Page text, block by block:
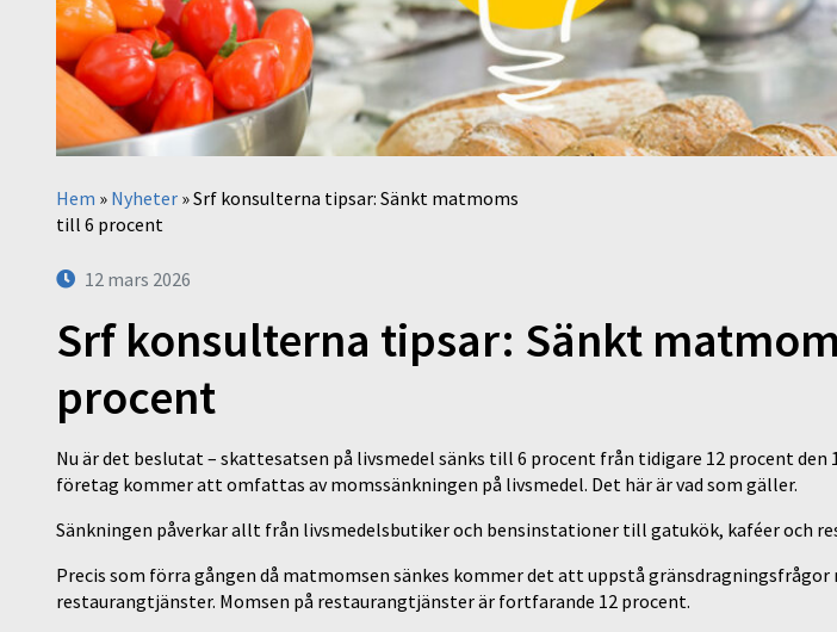
Hem » Nyheter »Srf konsulterna tipsar: Sänkt matmoms
till 6 procent
12 mars 2026
Srf konsulterna tipsar: Sänkt
procent
Nu är det beslutat – skattesatsen på livsmedel sänks till 6 procent från tidigare 12 procent den
företag kommer att omfattas av momssänkningen på livsmedel. Det här är vad som gäller.
Sänkningen påverkar allt från livsmedelsbutiker och bensinstationer till gatukök, kaféer och
Precis som förra gången då matmomsen sänkes kommer det att uppstå gränsdragningsfrågor
restaurangtjänster. Momsen på restaurangtjänster är fortfarande 12 procent.